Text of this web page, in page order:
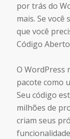
por trás do
mais. Se
que você
Código Aberto
O WordPress
pacote como
Seu código
milhões de
criam seus